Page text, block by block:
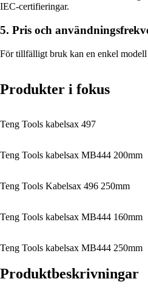
IEC-certifieringar.
5. Pris och
För tillfälligt bruk kan en enkel modell
Produkter i fokus
Teng Tools kabelsax 497
Teng Tools kabelsax MB444 200mm
Teng Tools Kabelsax 496 250mm
Teng Tools kabelsax MB444 160mm
Teng Tools kabelsax MB444 250mm
Produktbeskrivningar